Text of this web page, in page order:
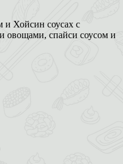
и Хойсин соусах с
овощами, спайси соусом и